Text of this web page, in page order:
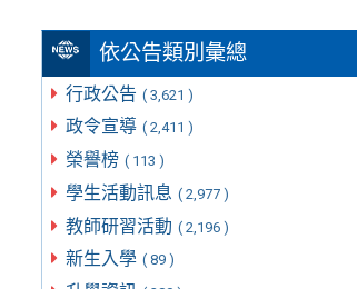
依公告類別彙總
行政公告 ( 3,621 )
政令宣導 ( 2,411 )
榮譽榜 ( 113 )
學生活動訊息 ( 2,977 )
教師研習活動 ( 2,196 )
新生入學 ( 89 )